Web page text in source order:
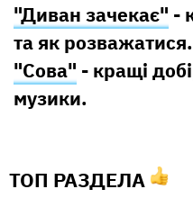
"Диван зачекає" -
та як розважатися.
"Сова" - кращі
музики.
ТОП РАЗДЕЛА